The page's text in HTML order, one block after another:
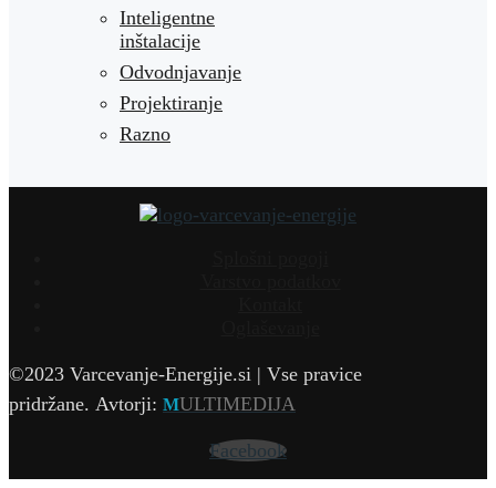
Inteligentne
inštalacije
Odvodnjavanje
Projektiranje
Razno
©2023 Varcevanje-Energije.si | Vse pravice
pridržane. Avtorji: MULTIMEDIJA
Facebook